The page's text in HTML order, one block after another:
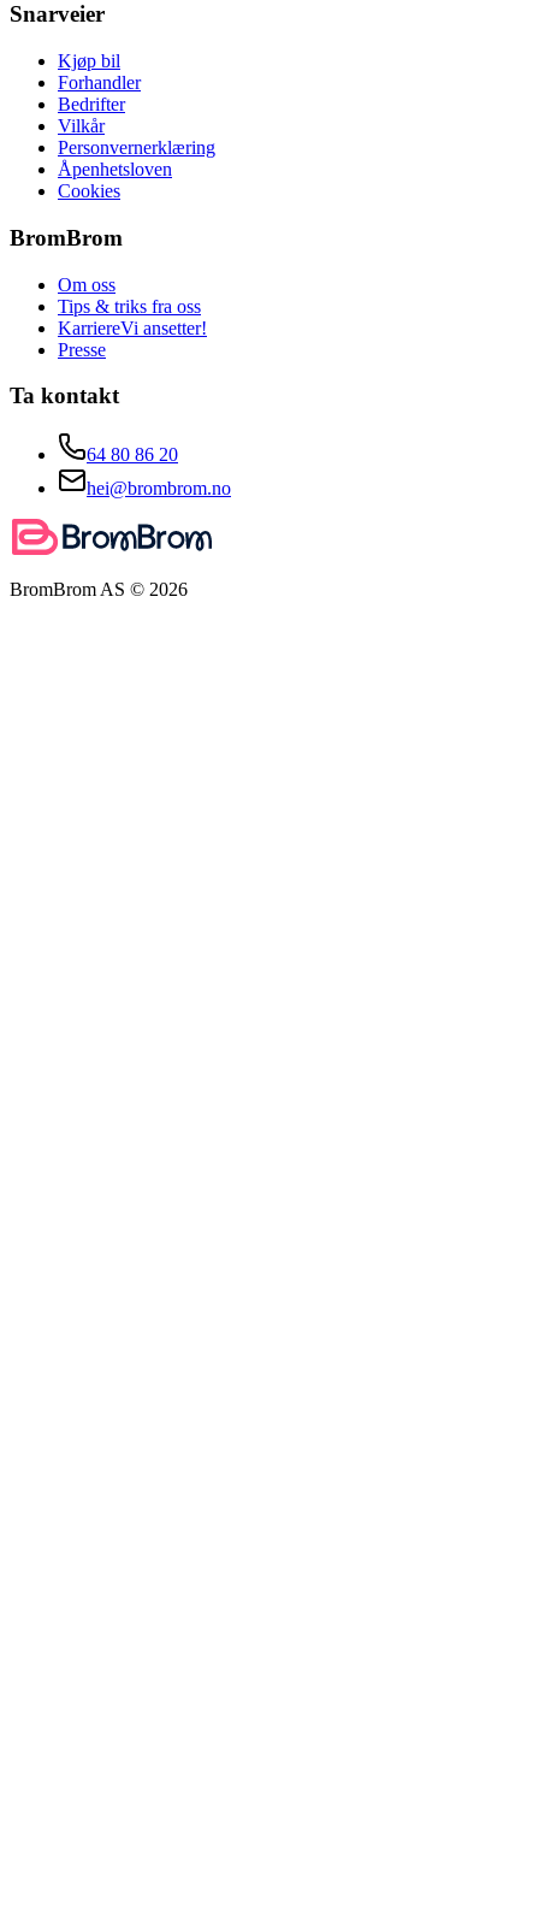
Snarveier
Kjøp bil
Forhandler
Bedrifter
Vilkår
Personvernerklæring
Åpenhetsloven
Cookies
BromBrom
Om oss
Tips & triks fra oss
KarriereVi ansetter!
Presse
Ta kontakt
64 80 86 20
hei@brombrom.no
BromBrom AS © 2026